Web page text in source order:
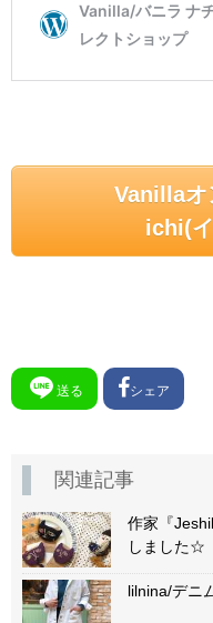
Vanillaオ
ichi(
送る シェア
関連記事
作家『
しました☆
lilnina/デニ